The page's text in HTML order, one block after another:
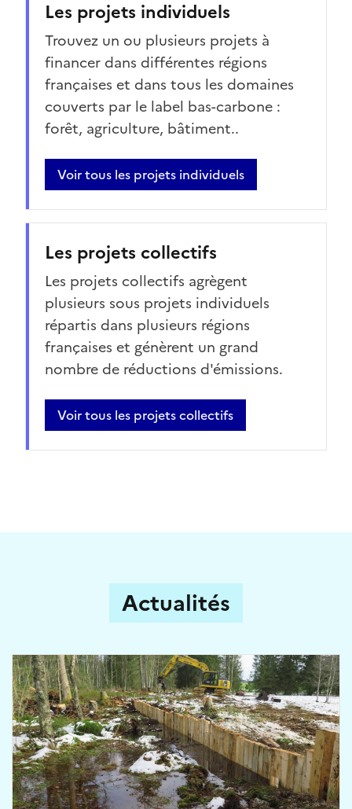
Les projets individuels
Trouvez un ou plusieurs projets à
financer dans différentes régions
françaises et dans tous les domaines
couverts par le label bas-carbone :
forêt, agriculture, bâtiment..
Voir tous les projets individuels
Les projets collectifs
Les projets collectifs agrègent
plusieurs sous projets individuels
répartis dans plusieurs régions
françaises et génèrent un grand
nombre de réductions d'émissions.
Voir tous les projets collectifs
Actualités